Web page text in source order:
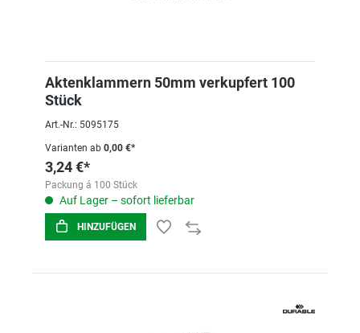
Aktenklammern 50mm verkupfert 100
Stück
Art.-Nr.: 5095175
Varianten ab 0,00 €*
3,24 €*
Packung á 100 Stück
Auf Lager – sofort lieferbar
HINZUFÜGEN